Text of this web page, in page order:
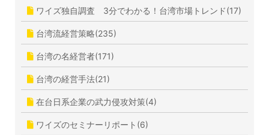
ワイズ独自調査 3分でわかる！台湾市場トレンド(17)
台湾流経営策略(235)
台湾の名経営者(171)
台湾の経営手法(21)
在台日系企業の武力侵攻対策(4)
ワイズのセミナーリポート(6)